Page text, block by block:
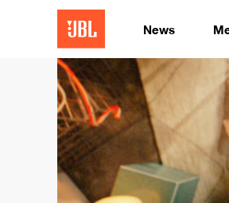
News